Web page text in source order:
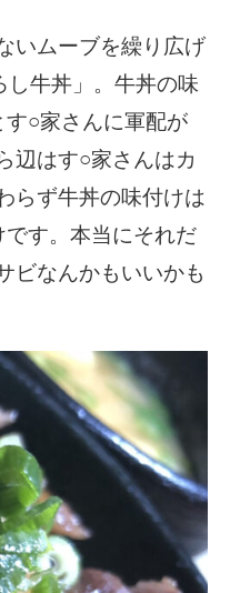
いムーブを繰り広げ
し牛丼」。牛丼の味
○家さんに軍配が
辺はす○家さんはカ
らず牛丼の味付けは
す。本当にそれだ
ビなんかもいいかも